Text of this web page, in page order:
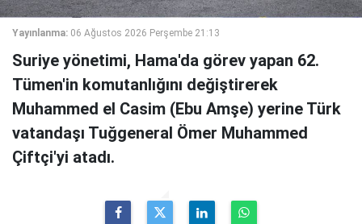
Yayınlanma: 06 Ağustos 2026 Perşembe 21:13
Suriye yönetimi, Hama'da görev yapan 62.
Tümen'in komutanlığını değiştirerek
Muhammed el Casim (Ebu Amşe) yerine Türk
vatandaşı Tuğgeneral Ömer Muhammed
Çiftçi'yi atadı.